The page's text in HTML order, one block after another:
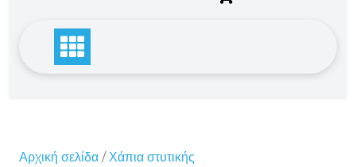
Αρχική σελίδα / Χάπια στυτικής